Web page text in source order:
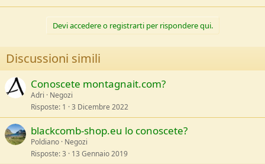
Devi accedere o registrarti per rispondere qui.
Discussioni simili
Conoscete montagnait.com?
Adri
Negozi
Risposte 1 3 Dicembre 2022
blackcomb-shop.eu lo conoscete?
Poldiano Negozi
Risposte 3 13 Gennaio 2019